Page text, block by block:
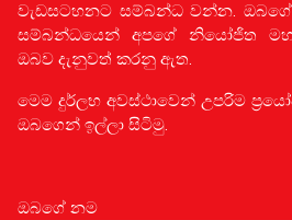
වැඩසටහනට සම්බන්ධ වන්න. ඔබගේ
සම්බන්ධයෙන් අපගේ නියෝජිත
ඔබව දැනුවත් කරනු ඇත.
මෙම දුර්ලභ අවස්ථාවෙන් උපරිම
ඔබගෙන් ඉල්ලා සිටිමු.
ඔබගේ නම